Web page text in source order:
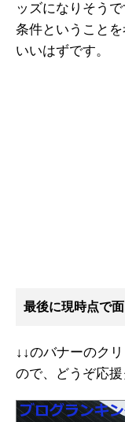
ッズになりそう
条件ということ
いいはずです。
最後に現時点で
↓↓のバナーのク
ので、どうぞ応援